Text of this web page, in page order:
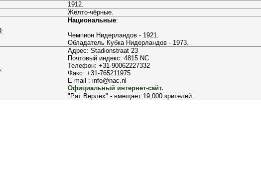
1912.
Жёлто-чёрные.
Национальные:
Чемпион Нидерландов - 1921.
Обладатель Кубка Нидерландов - 1973.
Адрес: Stadionstraat 23
Почтовый индекс: 4815 NC
Телефон: +31-90062227332
Факс: +31-765211975
E-mail : info@nac.nl
Официальный интернет-сайт.
"Рат Верлех" - вмещает 19,000 зрителей.